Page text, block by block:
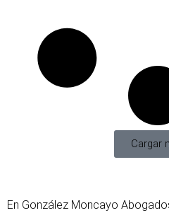
Cargar
En González Moncayo